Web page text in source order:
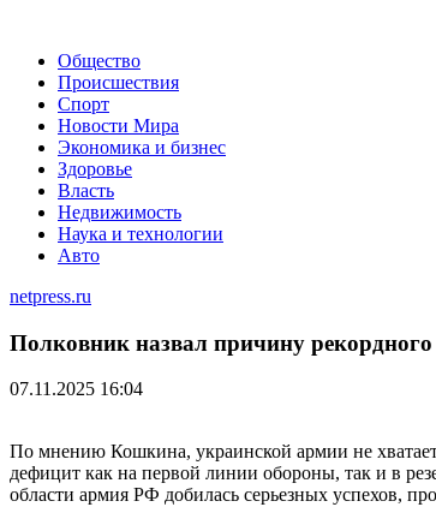
Общество
Происшествия
Спорт
Новости Мира
Экономика и бизнес
Здоровье
Власть
Недвижимость
Наука и технологии
Авто
netpress.ru
Полковник назвал причину
07.11.2025 16:04
По мнению Кошкина, украинской армии не
дефицит как на первой линии обороны, так и в
области армия РФ добилась серьезных успехов,